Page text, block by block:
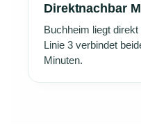
Direktnachbar
Buchheim liegt
Linie 3 verbindet
Minuten.